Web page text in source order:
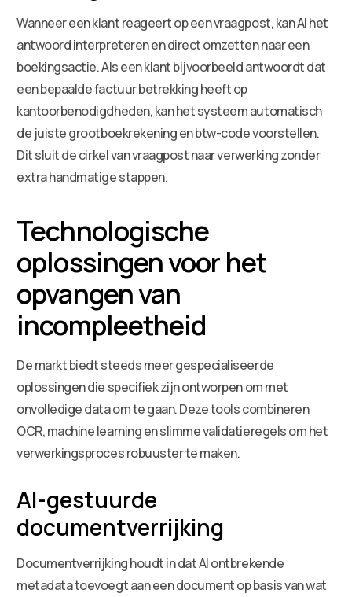
Wanneer een klant reageert op een vraagpost, kan AI het
antwoord interpreteren en direct omzetten naar een
boekingsactie. Als een klant bijvoorbeeld antwoordt dat
een bepaalde factuur betrekking heeft op
kantoorbenodigdheden, kan het systeem automatisch
de juiste grootboekrekening en btw-code voorstellen.
Dit sluit de cirkel van vraagpost naar verwerking zonder
extra handmatige stappen.
Technologische
oplossingen voor het
opvangen van
incompleetheid
De markt biedt steeds meer gespecialiseerde
oplossingen die specifiek zijn ontworpen om met
onvolledige data om te gaan. Deze tools combineren
OCR, machine learning en slimme validatieregels om het
verwerkingsproces robuuster te maken.
AI-gestuurde
documentverrijking
Documentverrijking houdt in dat AI ontbrekende
metadata toevoegt aan een document op basis van wat